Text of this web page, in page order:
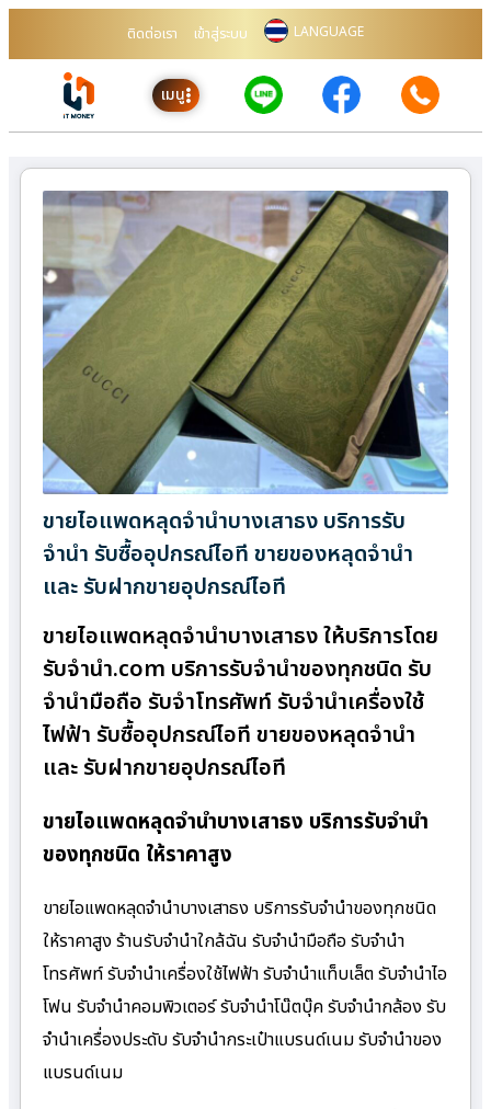
ติดต่อเรา เข้าสู่ระบบ LANGUAGE
เมนู
ขายไอแพดหลุดจำนำบางเสาธง บริการรับ
จำนำ รับซื้ออุปกรณ์ไอที ขายของหลุดจำนำ
และ รับฝากขายอุปกรณ์ไอที
ขายไอแพดหลุดจำนำบางเสาธง ให้บริการโดย
รับจํานํา.com บริการรับจำนำของทุกชนิด รับ
จำนำมือถือ รับจำโทรศัพท์ รับจำนำเครื่องใช้
ไฟฟ้า รับซื้ออุปกรณ์ไอที ขายของหลุดจำนำ
และ รับฝากขายอุปกรณ์ไอที
ขายไอแพดหลุดจำนำบางเสาธง บริการรับจำนำ
ของทุกชนิด ให้ราคาสูง
ขายไอแพดหลุดจำนำบางเสาธง บริการรับจำนำของทุกชนิด
ให้ราคาสูง ร้านรับจํานําใกล้ฉัน รับจำนำมือถือ รับจำนำ
โทรศัพท์ รับจำนำเครื่องใช้ไฟฟ้า รับจำนำแท็บเล็ต รับจำนำไอ
โฟน รับจำนำคอมพิวเตอร์ รับจำนำโน๊ตบุ๊ค รับจำนำกล้อง รับ
จำนำเครื่องประดับ รับจำนำกระเป๋าแบรนด์เนม รับจำนำของ
แบรนด์เนม